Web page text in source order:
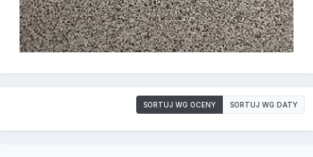
SORTUJ WG OCENY SORTUJ WG DATY